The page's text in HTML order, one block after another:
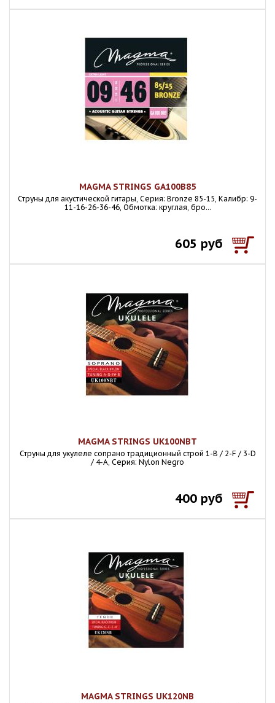
MAGMA STRINGS GA100B85
Струны для акустической гитары, Серия: Bronze 85-15, Калибр: 9-
11-16-26-36-46, Обмотка: круглая, бро...
605 руб
MAGMA STRINGS UK100NBT
Струны для укулеле сопрано традиционный строй 1-B / 2-F / 3-D
/ 4-A, Серия: Nylon Negro
400 руб
MAGMA STRINGS UK120NB